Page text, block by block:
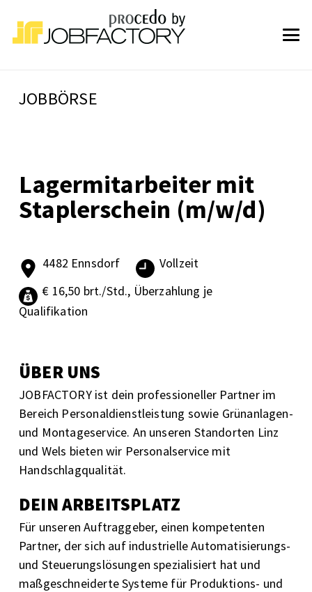
JOBBÖRSE
Lagermitarbeiter mit
Staplerschein (m/w/d)
4482 Ennsdorf
Vollzeit
€ 16,50 brt./Std., Überzahlung je
Qualifikation
ÜBER UNS
JOBFACTORY ist dein professioneller Partner im
Bereich Personaldienstleistung sowie Grünanlagen-
und Montageservice. An unseren Standorten Linz
und Wels bieten wir Personalservice mit
Handschlagqualität.
DEIN ARBEITSPLATZ
Für unseren Auftraggeber, einen kompetenten
Partner, der sich auf industrielle Automatisierungs-
und Steuerungslösungen spezialisiert hat und
maßgeschneiderte Systeme für Produktions- und